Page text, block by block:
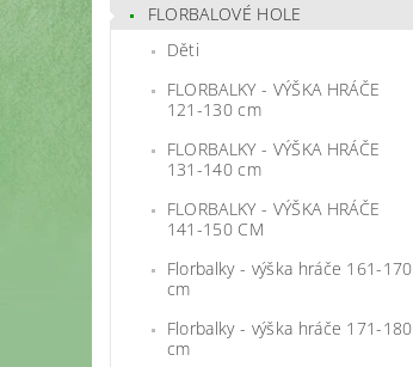
FLORBALOVÉ HOLE
Děti
FLORBALKY - VÝŠKA HRÁČE
121-130 cm
FLORBALKY - VÝŠKA HRÁČE
131-140 cm
FLORBALKY - VÝŠKA HRÁČE
141-150 CM
Florbalky - výška hráče 161-170
cm
Florbalky - výška hráče 171-180
cm